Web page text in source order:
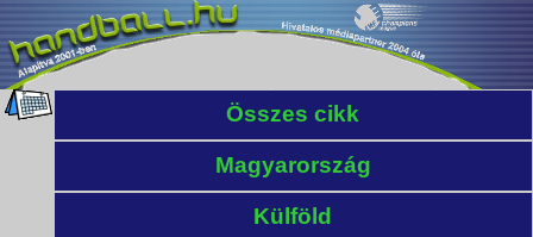
Összes cikk
Magyarország
Külföld